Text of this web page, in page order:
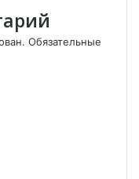
Обязательные